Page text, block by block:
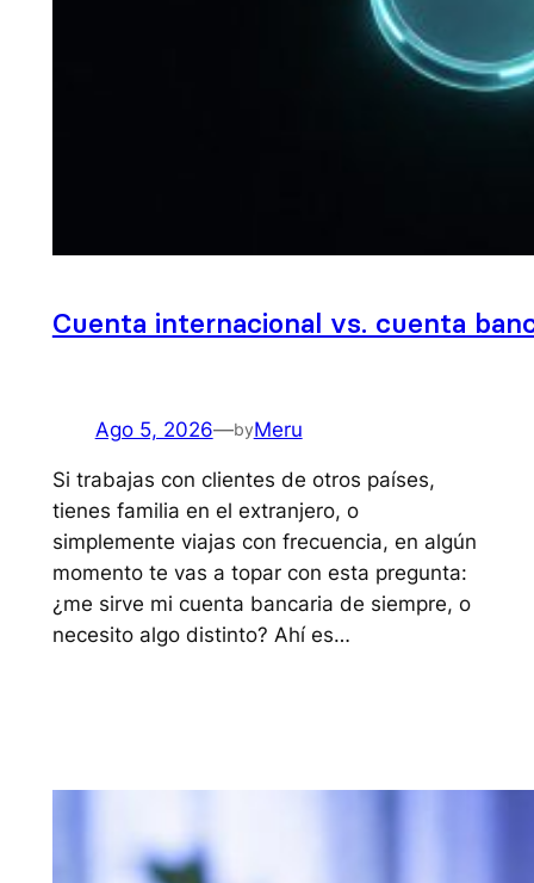
Cuenta internacional vs. cuenta
Ago 5, 2026—byMeru
Si trabajas con clientes de otros países,
tienes familia en el extranjero, o
simplemente viajas con frecuencia, en algún
momento te vas a topar con esta pregunta:
¿me sirve mi cuenta bancaria de siempre, o
necesito algo distinto? Ahí es…